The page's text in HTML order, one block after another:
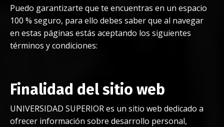
Puedo garantizarte que te encuentras en un espacio
100 % seguro, para ello debes saber que al navegar
en estas páginas estás aceptando los siguientes
términos y condiciones:
Finalidad del sitio web
UNIVERSIDAD SUPERIOR es un sitio web dedicado a
ofrecer información sobre desarrollo personal,